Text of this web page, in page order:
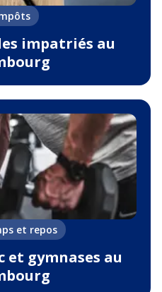
impatriés au
et repos
gymnases au